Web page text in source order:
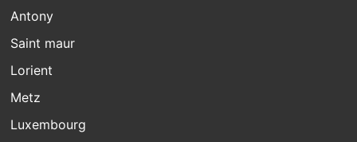
Antony
Saint maur
Lorient
Metz
Luxembourg